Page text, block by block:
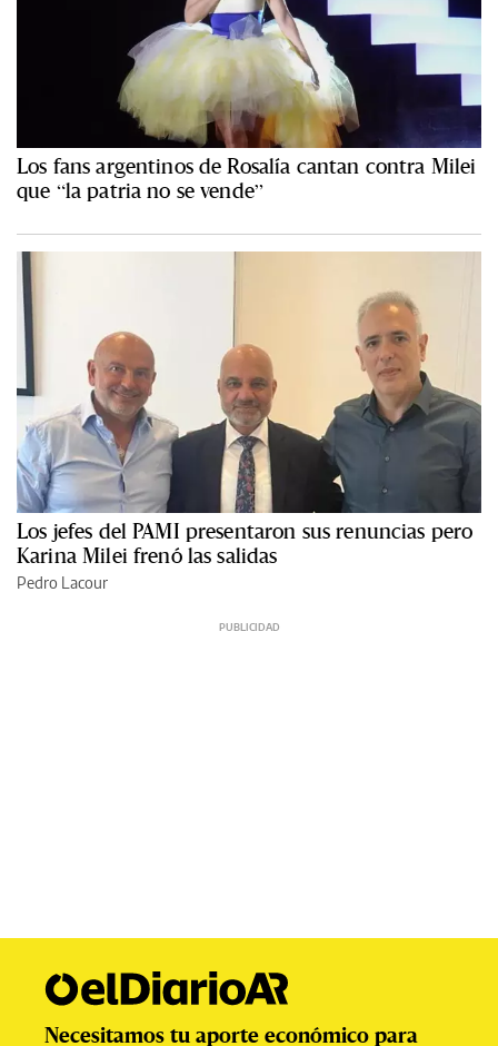
Los fans argentinos de Rosalía cantan contra Milei
que “la patria no se vende”
Los jefes del PAMI presentaron sus renuncias pero
Karina Milei frenó las salidas
Pedro Lacour
Necesitamos tu aporte económico para